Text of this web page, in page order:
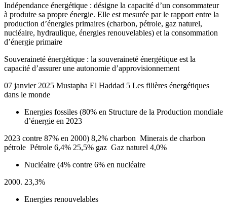
Indépendance énergétique : désigne la capacité d’un consommateur
à produire sa propre énergie. Elle est mesurée par le rapport entre la
production d’énergies primaires (charbon, pétrole, gaz naturel,
nucléaire, hydraulique, énergies renouvelables) et la consommation
d’énergie primaire
Souveraineté énergétique : la souveraineté énergétique est la
capacité d’assurer une autonomie d’approvisionnement
07 janvier 2025 Mustapha El Haddad 5 Les filières énergétiques
dans le monde
Energies fossiles (80% en Structure de la Production mondiale
d’énergie en 2023
2023 contre 87% en 2000) 8,2% charbon ­ Minerais de charbon
pétrole ­ Pétrole 6,4% 25,5% gaz ­ Gaz naturel 4,0%
Nucléaire (4% contre 6% en nucléaire
23,3%
Energies renouvelables